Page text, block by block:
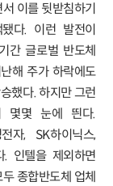
이를 뒷받침하기
다. 이런 발전이
간 글로벌 반도체
해 주가 하락에도
했다. 하지만 그런
몇몇 눈에 띈다.
자, SK하이닉스,
. 인텔을 제외하면
종합반도체 업체